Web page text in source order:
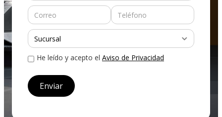
He leído y acepto el Aviso de Privacidad